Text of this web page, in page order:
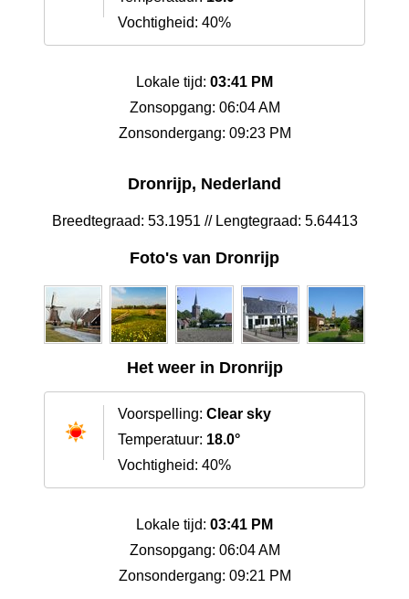
Vochtigheid: 40%
Lokale tijd: 03:41 PM
Zonsopgang: 06:04 AM
Zonsondergang: 09:23 PM
Dronrijp, Nederland
Breedtegraad: 53.1951 // Lengtegraad: 5.64413
Foto's van Dronrijp
Het weer in Dronrijp
Voorspelling: Clear sky
Temperatuur: 18.0°
Vochtigheid: 40%
Lokale tijd: 03:41 PM
Zonsopgang: 06:04 AM
Zonsondergang: 09:21 PM